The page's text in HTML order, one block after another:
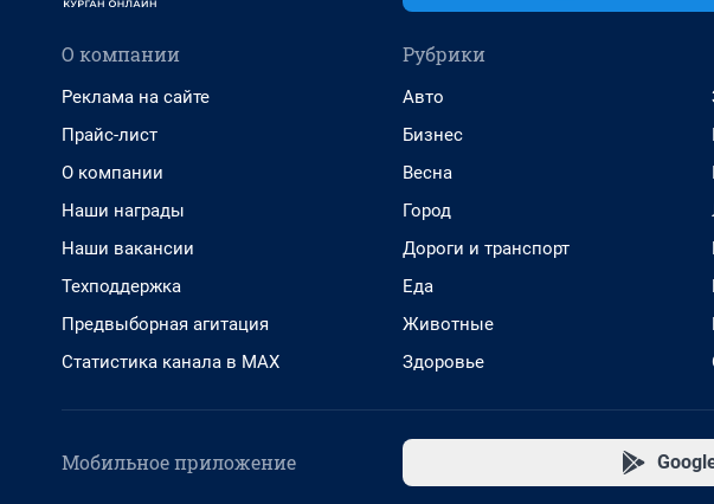
О компании
Реклама на сайте
Прайс-лист
О компании
Наши награды
Наши вакансии
Техподдержка
Предвыборная агитация
Статистика канала в MAX
Рубрики
Авто
Бизнес
Весна
Город
Дороги и транспорт
Еда
Животные
Здоровье
Мобильное приложение